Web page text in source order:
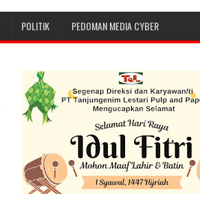
POLITIK PEDOMAN MEDIA CYBER